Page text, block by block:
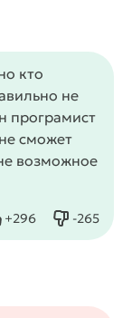
кто
не
програмист
сможет
возможное
+296
Нравится -265
Не